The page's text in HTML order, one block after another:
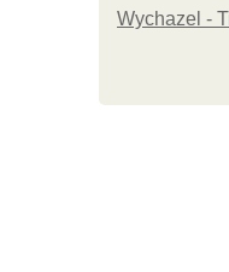
Wychazel -